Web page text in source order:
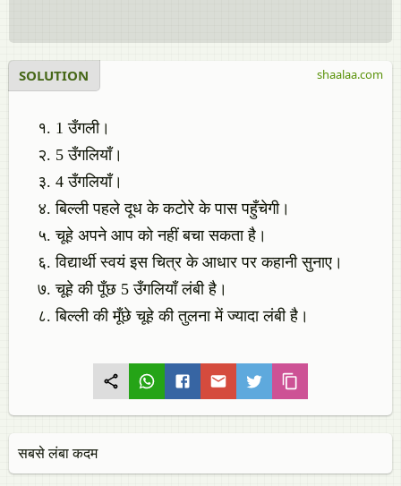
SOLUTION
1 उँगली।
5 उँगलियाँ।
4 उँगलियाँ।
बिल्ली पहले दूध के कटोरे के पास पहुँचेगी।
चूहे अपने आप को नहीं बचा सकता है।
विद्यार्थी स्वयं इस चित्र के आधार पर कहानी सुनाए।
चूहे की पूँछ 5 उँगलियाँ लंबी है।
बिल्ली की मूँछे चूहे की तुलना में ज्यादा लंबी है।
shaalaa.com
सबसे लंबा कदम